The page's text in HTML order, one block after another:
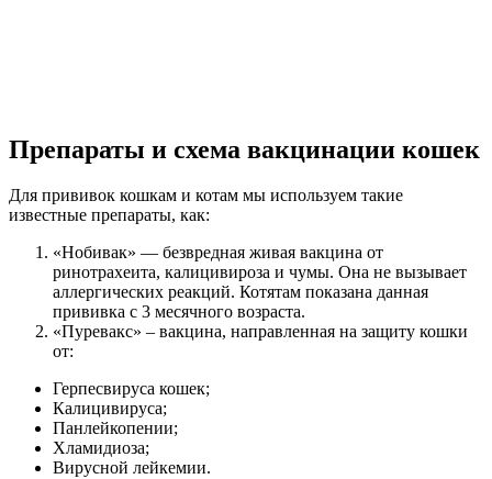
Препараты и схема вакцинации кошек
Для прививок кошкам и котам мы используем такие
известные препараты, как:
«Нобивак» — безвредная живая вакцина от
ринотрахеита, калицивироза и чумы. Она не вызывает
аллергических реакций. Котятам показана данная
прививка с 3 месячного возраста.
«Пуревакс» – вакцина, направленная на защиту кошки
от:
Герпесвируса кошек;
Калицивируса;
Панлейкопении;
Хламидиоза;
Вирусной лейкемии.